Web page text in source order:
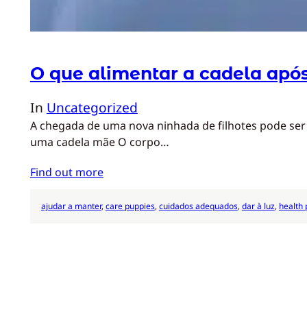
O que alimentar a cadela
In Uncategorized
A chegada de uma nova ninhada de filhotes pode
uma cadela mãe O corpo…
Find out more
ajudar a manter, care puppies, cuidados adequados, dar à luz, health